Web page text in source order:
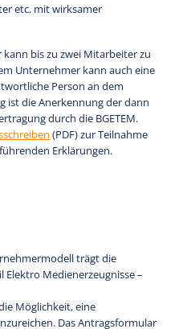
etc. mit wirksamer
bis zu zwei Mitarbeiter zu
Unternehmer kann auch eine
Person an dem
ist die Anerkennung der dann
durch die BGETEM.
(PDF) zur Teilnahme
Erklärungen.
trägt die
Elektro Medienerzeugnisse –
Möglichkeit, eine
Das Antragsformular